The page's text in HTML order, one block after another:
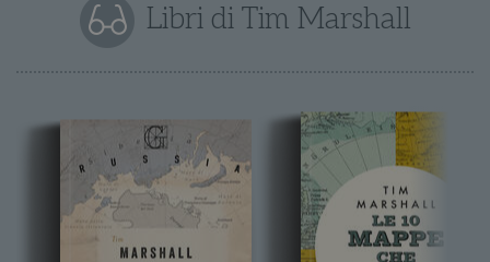
Libri di Tim Marshall